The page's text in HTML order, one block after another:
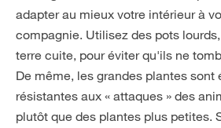
adapter au mieux votre intérieur à
compagnie. Utilisez des pots
terre cuite, pour éviter qu'ils ne
De même, les grandes plantes sont
résistantes aux « attaques » des
plutôt que des plantes plus petites.